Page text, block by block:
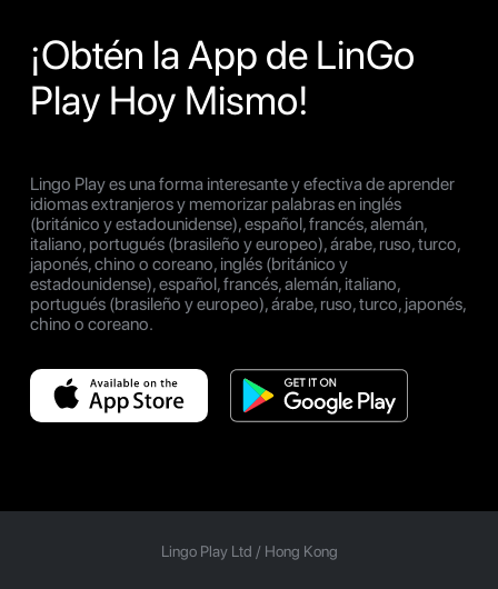
¡Obtén la App de LinGo
Play Hoy Mismo!
Lingo Play es una forma interesante y efectiva de aprender
idiomas extranjeros y memorizar palabras en inglés
(británico y estadounidense), español, francés, alemán,
italiano, portugués (brasileño y europeo), árabe, ruso, turco,
japonés, chino o coreano, inglés (británico y
estadounidense), español, francés, alemán, italiano,
portugués (brasileño y europeo), árabe, ruso, turco, japonés,
chino o coreano.
Lingo Play Ltd / Hong Kong